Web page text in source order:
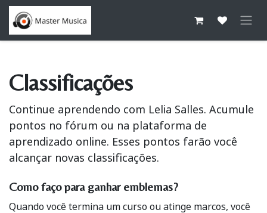
Pular para o conteúdo
Classificações
Continue aprendendo com Lelia Salles. Acumule
pontos no fórum ou na plataforma de
aprendizado online. Esses pontos farão você
alcançar novas classificações.
Como faço para ganhar emblemas?
Quando você termina um curso ou atinge marcos, você